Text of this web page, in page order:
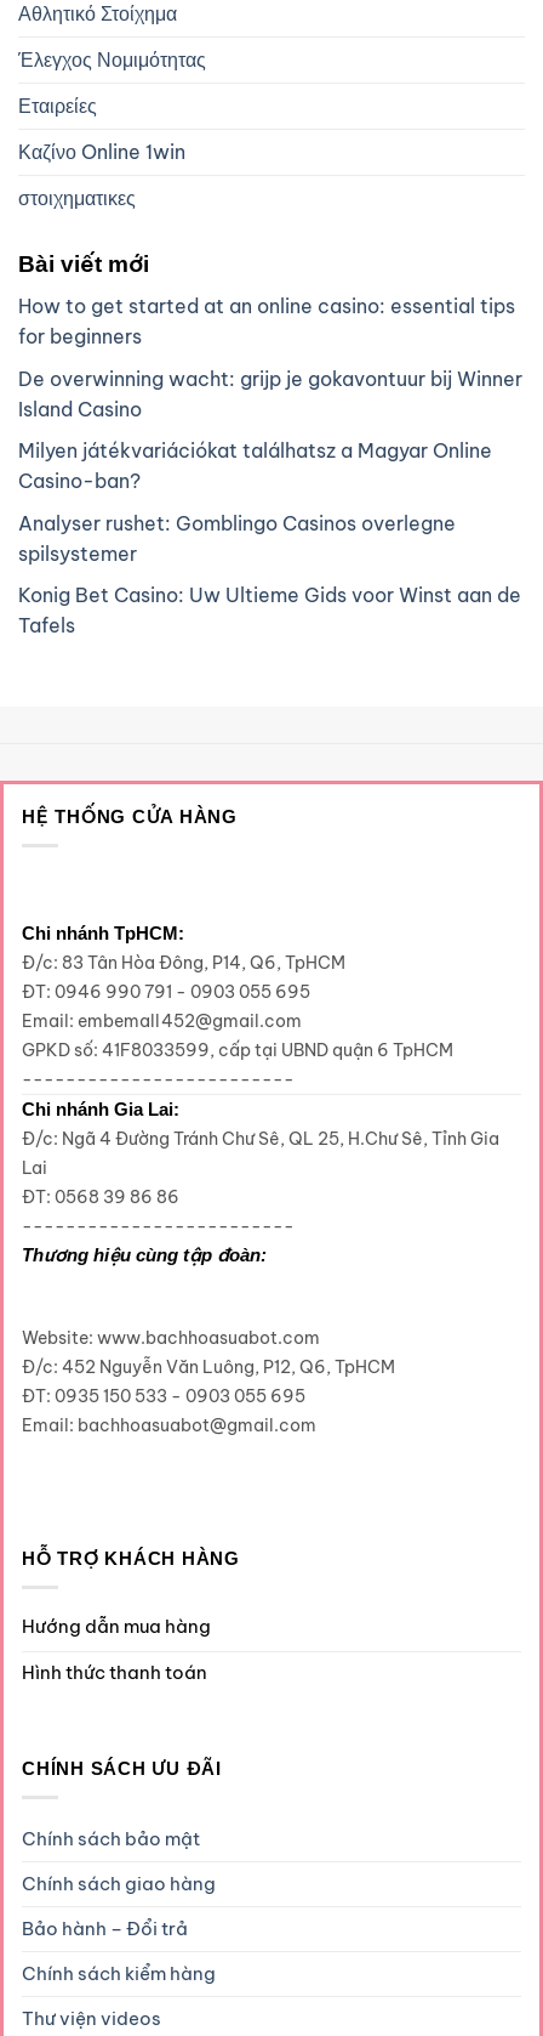
Αθλητικό Στοίχημα
Έλεγχος Νομιμότητας
Εταιρείες
Καζίνο Online 1win
στοιχηματικες
Bài viết mới
How to get started at an online casino: essential tips
for beginners
De overwinning wacht: grijp je gokavontuur bij Winner
Island Casino
Milyen játékvariációkat találhatsz a Magyar Online
Casino-ban?
Analyser rushet: Gomblingo Casinos overlegne
spilsystemer
Konig Bet Casino: Uw Ultieme Gids voor Winst aan de
Tafels
HỆ THỐNG CỬA HÀNG
Chi nhánh TpHCM:
Đ/c: 83 Tân Hòa Đông, P14, Q6, TpHCM
ĐT: 0946 990 791 - 0903 055 695
Email: embemall452@gmail.com
GPKD số: 41F8033599, cấp tại UBND quận 6 TpHCM
-------------------------
Chi nhánh Gia Lai:
Đ/c: Ngã 4 Đường Tránh Chư Sê, QL 25, H.Chư Sê, Tỉnh Gia
Lai
ĐT: 0568 39 86 86
-------------------------
Thương hiệu cùng tập đoàn:
Website: www.bachhoasuabot.com
Đ/c: 452 Nguyễn Văn Luông, P12, Q6, TpHCM
ĐT: 0935 150 533 - 0903 055 695
Email: bachhoasuabot@gmail.com
HỖ TRỢ KHÁCH HÀNG
Hướng dẫn mua hàng
Hình thức thanh toán
CHÍNH SÁCH ƯU ĐÃI
Chính sách bảo mật
Chính sách giao hàng
Bảo hành – Đổi trả
Chính sách kiểm hàng
Thư viện videos